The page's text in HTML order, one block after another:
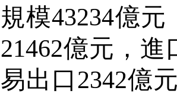
規模43234億元
21462億元，進
易出口2342億